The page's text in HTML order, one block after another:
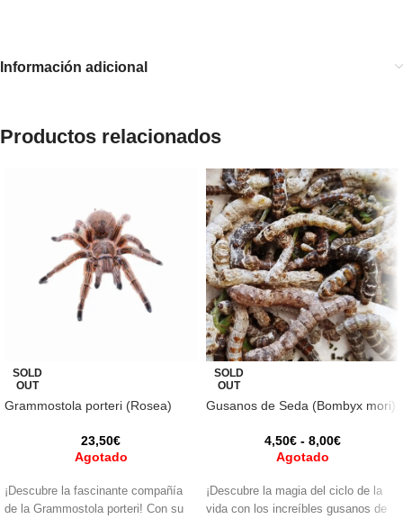
Información adicional
Productos relacionados
SOLD
OUT
Grammostola porteri (Rosea)
23,50€
Agotado
¡Descubre la fascinante compañía
de la Grammostola porteri! Con su
SOLD
OUT
Gusanos de Seda (Bombyx mori)
4,50€ - 8,00€
Agotado
¡Descubre la magia del ciclo de la
vida con los increíbles gusanos de